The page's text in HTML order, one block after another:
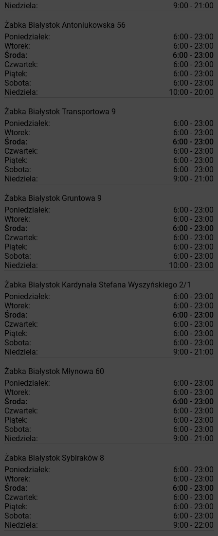
Niedziela:
9:00 - 21:00
Żabka Białystok Antoniukowska 56
Poniedziałek:
6:00 - 23:00
Wtorek:
6:00 - 23:00
Środa:
6:00 - 23:00
Czwartek:
6:00 - 23:00
Piątek:
6:00 - 23:00
Sobota:
6:00 - 23:00
Niedziela:
10:00 - 20:00
Żabka Białystok Transportowa 9
Poniedziałek:
6:00 - 23:00
Wtorek:
6:00 - 23:00
Środa:
6:00 - 23:00
Czwartek:
6:00 - 23:00
Piątek:
6:00 - 23:00
Sobota:
6:00 - 23:00
Niedziela:
9:00 - 21:00
Żabka Białystok Gruntowa 9
Poniedziałek:
6:00 - 23:00
Wtorek:
6:00 - 23:00
Środa:
6:00 - 23:00
Czwartek:
6:00 - 23:00
Piątek:
6:00 - 23:00
Sobota:
6:00 - 23:00
Niedziela:
10:00 - 23:00
Żabka Białystok Kardynała Stefana Wyszyńskiego 2/1
Poniedziałek:
6:00 - 23:00
Wtorek:
6:00 - 23:00
Środa:
6:00 - 23:00
Czwartek:
6:00 - 23:00
Piątek:
6:00 - 23:00
Sobota:
6:00 - 23:00
Niedziela:
9:00 - 21:00
Żabka Białystok Młynowa 60
Poniedziałek:
6:00 - 23:00
Wtorek:
6:00 - 23:00
Środa:
6:00 - 23:00
Czwartek:
6:00 - 23:00
Piątek:
6:00 - 23:00
Sobota:
6:00 - 23:00
Niedziela:
9:00 - 21:00
Żabka Białystok Sybiraków 8
Poniedziałek:
6:00 - 23:00
Wtorek:
6:00 - 23:00
Środa:
6:00 - 23:00
Czwartek:
6:00 - 23:00
Piątek:
6:00 - 23:00
Sobota:
6:00 - 23:00
Niedziela:
9:00 - 22:00